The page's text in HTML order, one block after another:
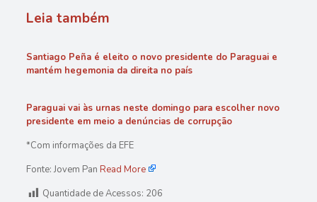
Leia também
Santiago Peña é eleito o novo presidente do Paraguai e
mantém hegemonia da direita no país
Paraguai vai às urnas neste domingo para escolher novo
presidente em meio a denúncias de corrupção
*Com informações da EFE
Fonte: Jovem Pan Read More
Quantidade de Acessos: 206